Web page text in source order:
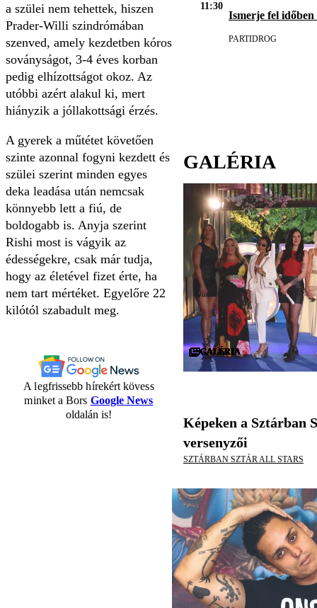
a szülei nem tehettek, hiszen
Prader-Willi szindrómában
szenved, amely kezdetben kóros
soványságot, 3-4 éves korban
pedig elhízottságot okoz. Az
utóbbi azért alakul ki, mert
hiányzik a jóllakottsági érzés.
A gyerek a műtétet követően
szinte azonnal fogyni kezdett és
szülei szerint minden egyes
deka leadása után nemcsak
könnyebb lett a fiú, de
boldogabb is. Anyja szerint
Rishi most is vágyik az
édességekre, csak már tudja,
hogy az életével fizet érte, ha
nem tart mértéket. Egyelőre 22
kilótól szabadult meg.
A legfrissebb hírekért kövess
minket a Bors Google News
oldalán is!
11:30
Ismerje fel időben
PARTIDROG
GALÉRIA
GALÉRIA
GALÉRIA
GALÉRIA
GALÉRIA
GALÉRIA
GALÉRIA
GALÉRIA
GALÉRIA
GALÉRIA
GALÉRIA
GALÉRIA
GALÉRIA
GALÉRIA
GALÉRIA
GALÉRIA
GALÉRIA
GALÉRIA
GALÉRIA
GALÉRIA
GALÉRIA
GALÉRIA
GALÉRIA
GALÉRIA
GALÉRIA
GALÉRIA
GALÉRIA
GALÉRIA
GALÉRIA
GALÉRIA
GALÉRIA
Képeken a Sztárban
versenyzői
SZTÁRBAN SZTÁR ALL STARS